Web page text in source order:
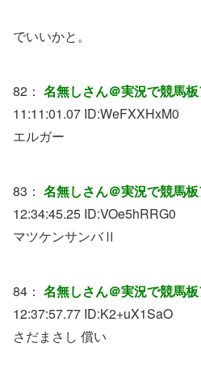
でいいかと。
82： 名無しさん＠実況で競馬
11:11:01.07 ID:WeFXXHxM0
エルガー
83： 名無しさん＠実況で競馬
12:34:45.25 ID:VOe5hRRG0
マツケンサンバⅡ
84： 名無しさん＠実況で競馬
12:37:57.77 ID:K2+uX1SaO
さだまさし 償い